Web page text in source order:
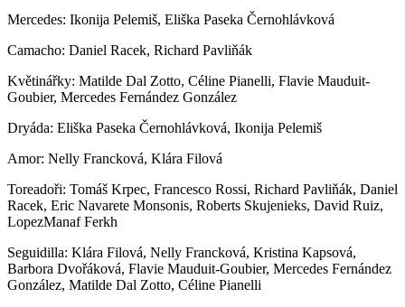
Mercedes: Ikonija Pelemiš, Eliška Paseka Černohlávková
Camacho: Daniel Racek, Richard Pavliňák
Květinářky: Matilde Dal Zotto, Céline Pianelli, Flavie Mauduit-
Goubier, Mercedes Fernández González
Dryáda: Eliška Paseka Černohlávková, Ikonija Pelemiš
Amor: Nelly Francková, Klára Filová
Toreadoři: Tomáš Krpec, Francesco Rossi, Richard Pavliňák, Daniel
Racek, Eric Navarete Monsonis, Roberts Skujenieks, David Ruiz,
LopezManaf Ferkh
Seguidilla: Klára Filová, Nelly Francková, Kristina Kapsová,
Barbora Dvořáková, Flavie Mauduit-Goubier, Mercedes Fernández
González, Matilde Dal Zotto, Céline Pianelli